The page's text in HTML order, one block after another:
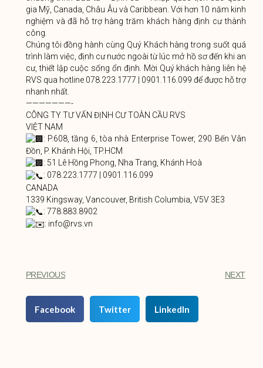
gia Mỹ, Canada, Châu Âu và Caribbean. Với hơn 10 năm kinh
nghiệm và đã hỗ trợ hàng trăm khách hàng định cư thành
công.
Chúng tôi đồng hành cùng Quý Khách hàng trong suốt quá
trình làm việc, định cư nước ngoài từ lúc mở hồ sơ đến khi an
cư, thiết lập cuộc sống ổn định. Mời Quý khách hàng liên hệ
RVS qua hotline 078.223.1777 | 0901.116.099 để được hỗ trợ
nhanh nhất.
———————-
CÔNG TY TƯ VẤN ĐỊNH CƯ TOÀN CẦU RVS
VIỆT NAM
: P.608, tầng 6, tòa nhà Enterprise Tower, 290 Bến Vân
Đồn, P. Khánh Hội, TP.HCM
: 51 Lê Hồng Phong, Nha Trang, Khánh Hoà
: 078.223.1777 | 0901.116.099
CANADA
1339 Kingsway, Vancouver, British Columbia, V5V 3E3
: 778.883.8902
: info@rvs.vn
PREVIOUS NEXT
Facebook Twitter LinkedIn